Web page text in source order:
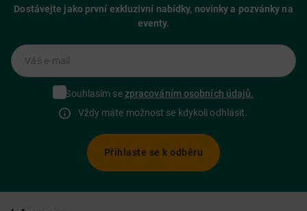
Dostávejte jako první exkluzivní nabídky, novinky a pozvánky na
eventy.
Váš e-mail
Souhlasím sezpracováním osobních údajů.
Vždy máte možnost se kdykoli odhlásit.
Přihlaste se k odběru